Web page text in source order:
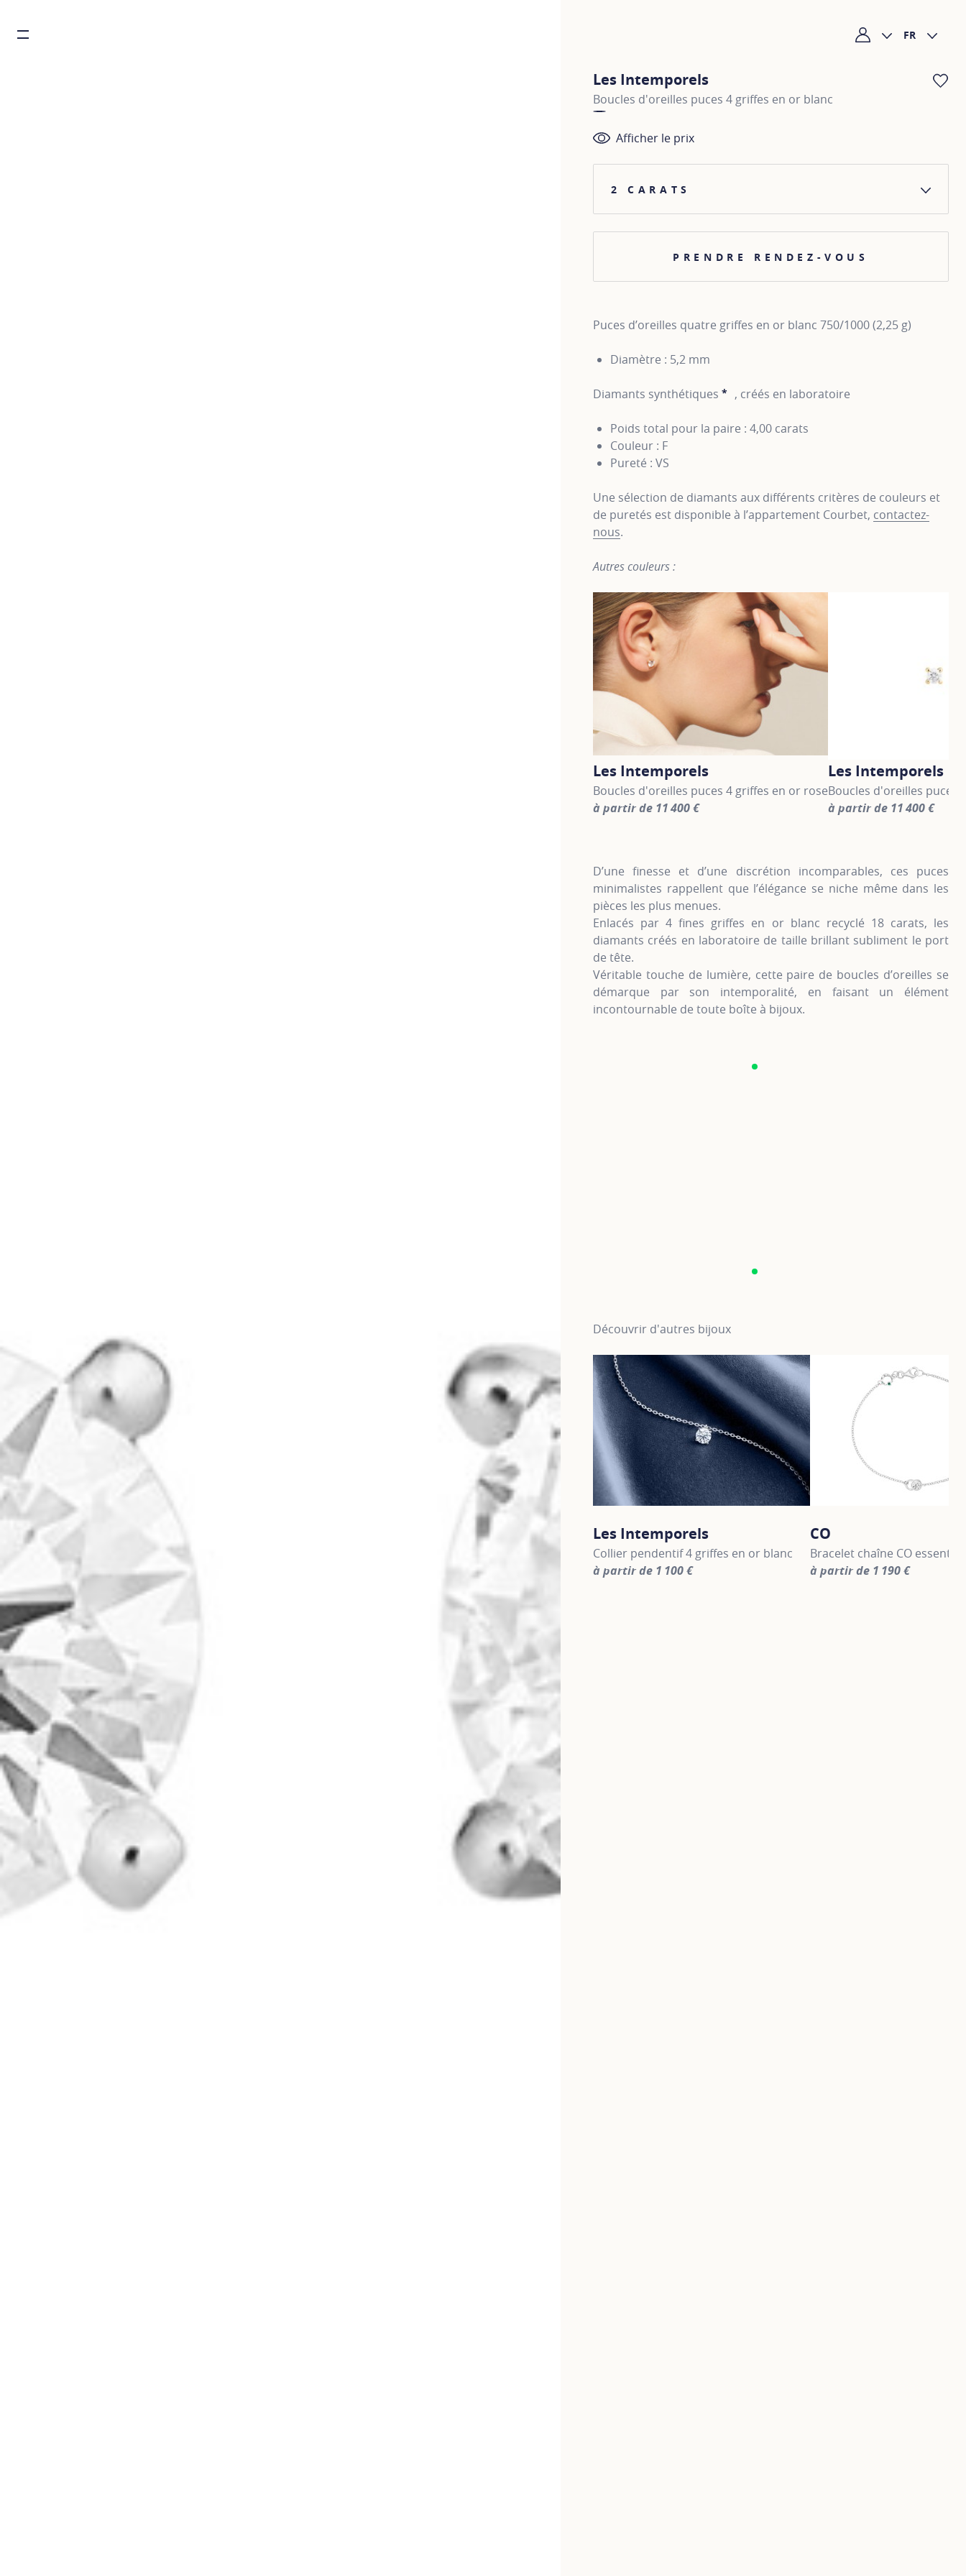
Burger toggle menu Mon compte
FR
Les Intemporels
Boucles d'oreilles puces 4 griffes en or blanc
Afficher le prix
2 CARATS
PRENDRE RENDEZ-VOUS
Puces d’oreilles quatre griffes en or blanc 750/1000 (2,25 g)
Diamètre : 5,2 mm
Diamants synthétiques * SHOW TOOLTIP
, créés en laboratoire
Poids total pour la paire : 4,00 carats
Couleur : F
Pureté : VS
Une sélection de diamants aux différents critères de couleurs et
de puretés est disponible à l’appartement Courbet, contactez-
nous.
Autres couleurs :
Les Intemporels
Boucles d'oreilles puces 4 griffes en or rose
à partir de 11 400 €
Les Intemporels
Boucles d'oreilles puces
à partir de 11 400 €
D’une finesse et d’une discrétion incomparables, ces puces
minimalistes rappellent que l’élégance se niche même dans les
pièces les plus menues.
Enlacés par 4 fines griffes en or blanc recyclé 18 carats, les
diamants créés en laboratoire de taille brillant subliment le port
de tête.
Véritable touche de lumière, cette paire de boucles d’oreilles se
démarque par son intemporalité, en faisant un élément
incontournable de toute boîte à bijoux.
Découvrir d'autres bijoux
Les Intemporels
Collier pendentif 4 griffes en or blanc
à partir de 1 100 €
CO
Bracelet chaîne CO
à partir de 1 190 €